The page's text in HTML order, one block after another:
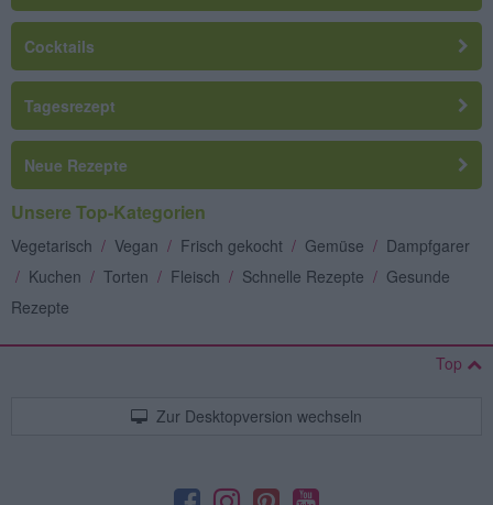
Cocktails
Tagesrezept
Neue Rezepte
Unsere Top-Kategorien
Vegetarisch / Vegan / Frisch gekocht / Gemüse / Dampfgarer
/ Kuchen / Torten / Fleisch / Schnelle Rezepte / Gesunde
Rezepte
Top
Zur Desktopversion wechseln